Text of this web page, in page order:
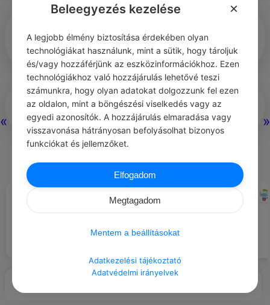
« »
nem fris.)
0 0 0 218
Nincs még hozzászólás.
#IDÉZETEK EMBEREK
Az egészséges emberi
CHATGPT
Ne beszélj túl hangosan mások
Beleegyezés kezelése ×
A legjobb élmény biztosítása érdekében olyan
technológiákat használunk, mint a sütik, hogy tároljuk
és/vagy hozzáférjünk az eszközinformációkhoz. Ezen
technológiákhoz való hozzájárulás lehetővé teszi
számunkra, hogy olyan adatokat dolgozzunk fel ezen
az oldalon, mint a böngészési viselkedés vagy az
egyedi azonosítók. A hozzájárulás elmaradása vagy
visszavonása hátrányosan befolyásolhat bizonyos
funkciókat és jellemzőket.
Elfogadom
Megtagadom
Mentem a beállításokat
Adatkezelési tájékoztató
Adatvédelmi irányelvek